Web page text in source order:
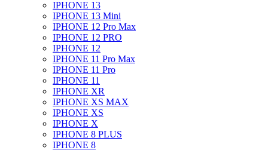
IPHONE 13
IPHONE 13 Mini
IPHONE 12 Pro Max
IPHONE 12 PRO
IPHONE 12
IPHONE 11 Pro Max
IPHONE 11 Pro
IPHONE 11
IPHONE XR
IPHONE XS MAX
IPHONE XS
IPHONE X
IPHONE 8 PLUS
IPHONE 8